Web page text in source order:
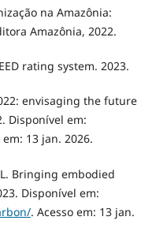
na Amazônia:
Amazônia, 2022.
rating system. 2023.
envisaging the future
Disponível em:
em: 13 jan. 2026.
Bringing embodied
Disponível em:
. Acesso em: 13 jan.